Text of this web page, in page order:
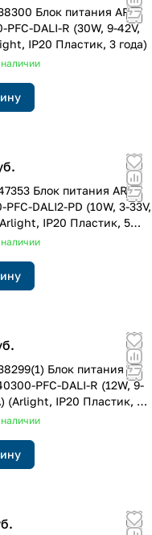
Блок питания ARJ-
PFC-DALI-R (30W, 9-42V,
IP20 Пластик, 3 года)
Блок питания ARJ-
PFC-DALI2-PD (10W, 3-33V,
IP20 Пластик, 5
Блок питания
PFC-DALI-R (12W, 9-
(Arlight, IP20 Пластик, 3